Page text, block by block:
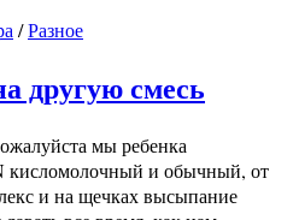
/Разное
другую смесь
мы ребенка
кисломолочный и обычный, от
и на щечках высыпание